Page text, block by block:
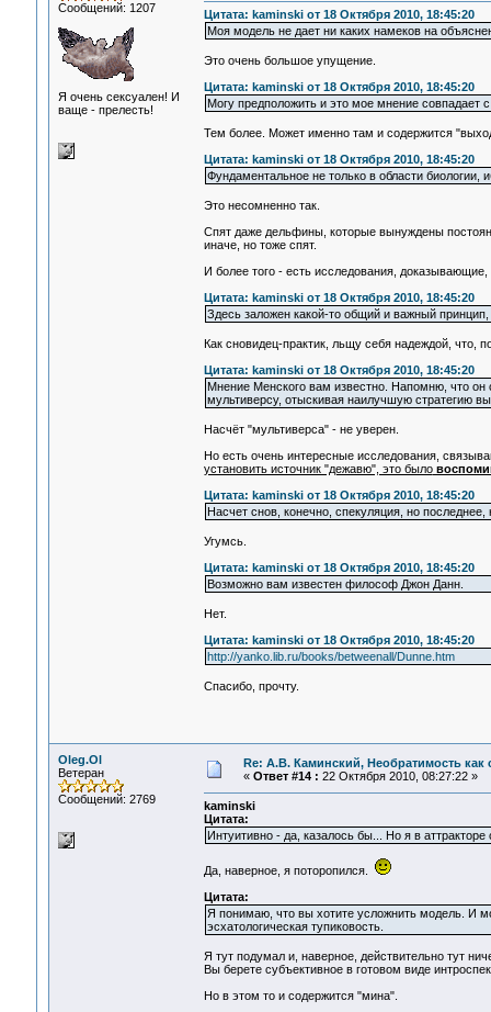
Сообщений: 1207
Я очень сексуален! И
ваще - прелесть!
Цитата: kaminski от 18 Октября 2010, 18:45:20
Моя модель не дает ни каких намеков на
Это очень большое упущение.
Цитата: kaminski от 18 Октября 2010, 18:45:20
Могу предположить и это мое мнение
Тем более. Может именно там и содержится
Цитата: kaminski от 18 Октября 2010, 18:45:20
Фундаментальное не только в области
Это несомненно так.
Спят даже дельфины, которые вынуждены
иначе, но тоже спят.
И более того - есть исследования,
Цитата: kaminski от 18 Октября 2010, 18:45:20
Здесь заложен какой-то общий и важный
Как сновидец-практик, льщу себя надеждой, что,
Цитата: kaminski от 18 Октября 2010, 18:45:20
Мнение Менского вам известно. Напомню, что он
мультиверсу, отыскивая наилучшую стратегию
Насчёт "мультиверса" - не уверен.
Но есть очень интересные исследования,
установить источник "дежавю", это было
Цитата: kaminski от 18 Октября 2010, 18:45:20
Насчет снов, конечно, спекуляция, но
Угумсь.
Цитата: kaminski от 18 Октября 2010, 18:45:20
Возможно вам известен философ Джон Данн.
Нет.
Цитата: kaminski от 18 Октября 2010, 18:45:20
http://yanko.lib.ru/books/betweenall/Dunne.htm
Спасибо, прочту.
Oleg.Ol
Ветеран
Сообщений: 2769
Re: А.В. Каминский, Необратимость как
« Ответ #14 : 22 Октября 2010, 08:27:22 »
kaminski
Цитата:
Интуитивно - да, казалось бы... Но я в
Да, наверное, я поторопился.
Цитата:
Я понимаю, что вы хотите усложнить модель. И
эсхатологическая тупиковость.
Я тут подумал и, наверное, действительно тут
Вы берете субъективное в готовом виде
Но в этом то и содержится "мина".